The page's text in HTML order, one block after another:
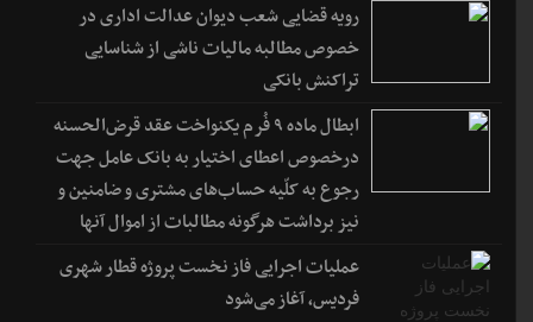
رویه قضایی شعب دیوان عدالت اداری در
خصوص مطالبه مالیات ناشی از شناسایی
تراکنش بانکی
ابطال ماده ۹ فُرم یکنواخت عقد قرض‌الحسنه
درخصوص اعطای اختیار به بانک عامل جهت
رجوع به کلّیه حساب‌های مشتری و ضامنین و
نیز برداشت هرگونه مطالبات از اموال آنها
عملیات اجرایی فاز نخست پروژه قطار شهری
فردیس، آغاز می‌شود